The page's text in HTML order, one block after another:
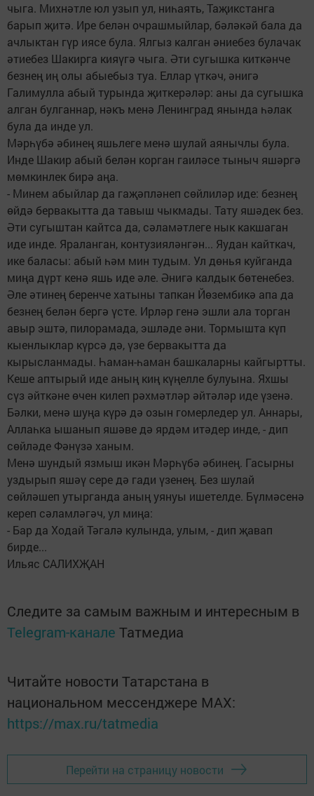
чыга. Михнәтле юл узып ул, ниһаять, Таҗикстанга
барып җитә. Ире белән очрашмыйлар, бәләкәй бала да
ачлыктан гүр иясе була. Ялгыз калган әниебез булачак
әтиебез Шакирга кияүгә чыга. Әти сугышка киткәнче
безнең иң олы абыебыз туа. Еллар үткәч, әнигә
Галимулла абый турында җиткерәләр: аны да сугышка
алган булганнар, нәкъ менә Ленинград янында һәлак
була да инде ул.
Мәрһүбә әбинең яшьлеге менә шулай аянычлы була.
Инде Шакир абый белән корган гаиләсе тыныч яшәргә
мөмкинлек бирә аңа.
- Минем абыйлар да гаҗәпләнеп сөйлиләр иде: безнең
өйдә бервакытта да тавыш чыкмады. Тату яшәдек без.
Әти сугыштан кайтса да, сәламәтлеге нык какшаган
иде инде. Яраланган, контузияләнгән... Яудан кайткач,
ике баласы: абый һәм мин тудым. Ул дөнья куйганда
миңа дүрт кенә яшь иде әле. Әнигә калдык бөтенебез.
Әле әтинең беренче хатыны тапкан Йөзембикә апа да
безнең белән бергә үсте. Ирләр генә эшли ала торган
авыр эштә, пилорамада, эшләде әни. Тормышта күп
кыенлыклар күрсә дә, үзе бервакытта да
кырысланмады. Һаман-һаман башкаларны кайгыртты.
Кеше аптырый иде аның киң күңелле булуына. Яхшы
сүз әйткәне өчен килеп рәхмәтләр әйтәләр иде үзенә.
Бәлки, менә шуңа күрә дә озын гомерледер ул. Аннары,
Аллаһка ышанып яшәве дә ярдәм итәдер инде, - дип
сөйләде Фәнүзә ханым.
Менә шундый язмыш икән Мәрһүбә әбинең. Гасырны
уздырып яшәү сере дә гади үзенең. Без шулай
сөйләшеп утырганда аның уянуы ишетелде. Бүлмәсенә
кереп сәламләгәч, ул миңа:
- Бар да Ходай Тәгалә кулында, улым, - дип җавап
бирде...
Ильяс САЛИХҖАН
Следите за самым важным и интересным в
Telegram-канале Татмедиа
Читайте новости Татарстана в
национальном мессенджере MАХ:
https://max.ru/tatmedia
Перейти на страницу новости